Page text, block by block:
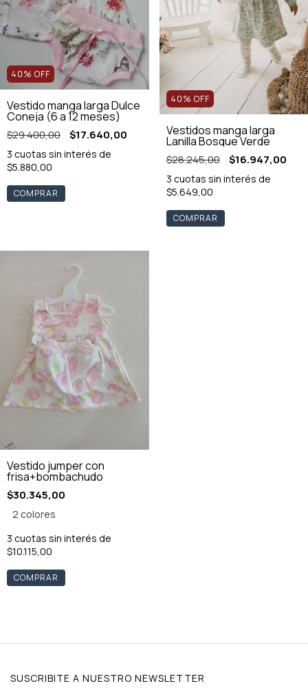
40% OFF
Vestido manga larga Dulce
Coneja (6 a 12 meses)
$29.400,00 $17.640,00
3 cuotas sin interés de
$5.880,00
COMPRAR
40% OFF
Vestidos manga larga
Lanilla Bosque Verde
$28.245,00 $16.947,00
3 cuotas sin interés de
$5.649,00
COMPRAR
Vestido jumper con
frisa+bombachudo
$30.345,00
2 colores
3 cuotas sin interés de
$10.115,00
COMPRAR
SUSCRIBITE A NUESTRO NEWSLETTER